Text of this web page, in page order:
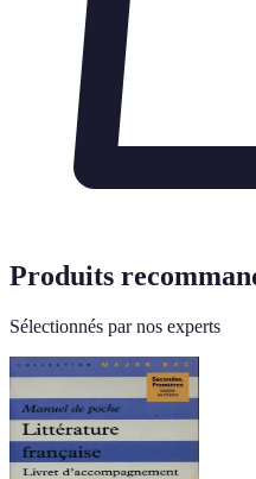
Produits
Sélectionnés par nos experts